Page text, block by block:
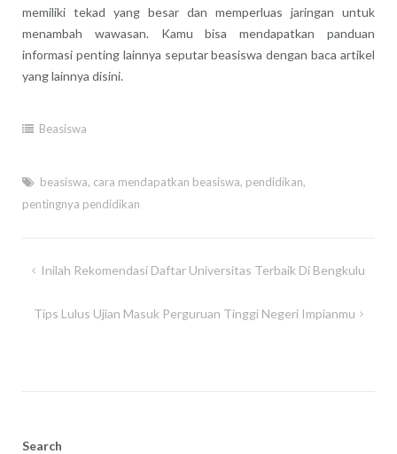
memiliki tekad yang besar dan memperluas jaringan untuk
menambah wawasan. Kamu bisa mendapatkan panduan
informasi penting lainnya seputar beasiswa dengan baca artikel
yang lainnya disini.
Beasiswa
beasiswa, cara mendapatkan beasiswa, pendidikan,
pentingnya pendidikan
Post
Inilah Rekomendasi Daftar Universitas Terbaik Di Bengkulu
Tips Lulus Ujian Masuk Perguruan Tinggi Negeri Impianmu
Search